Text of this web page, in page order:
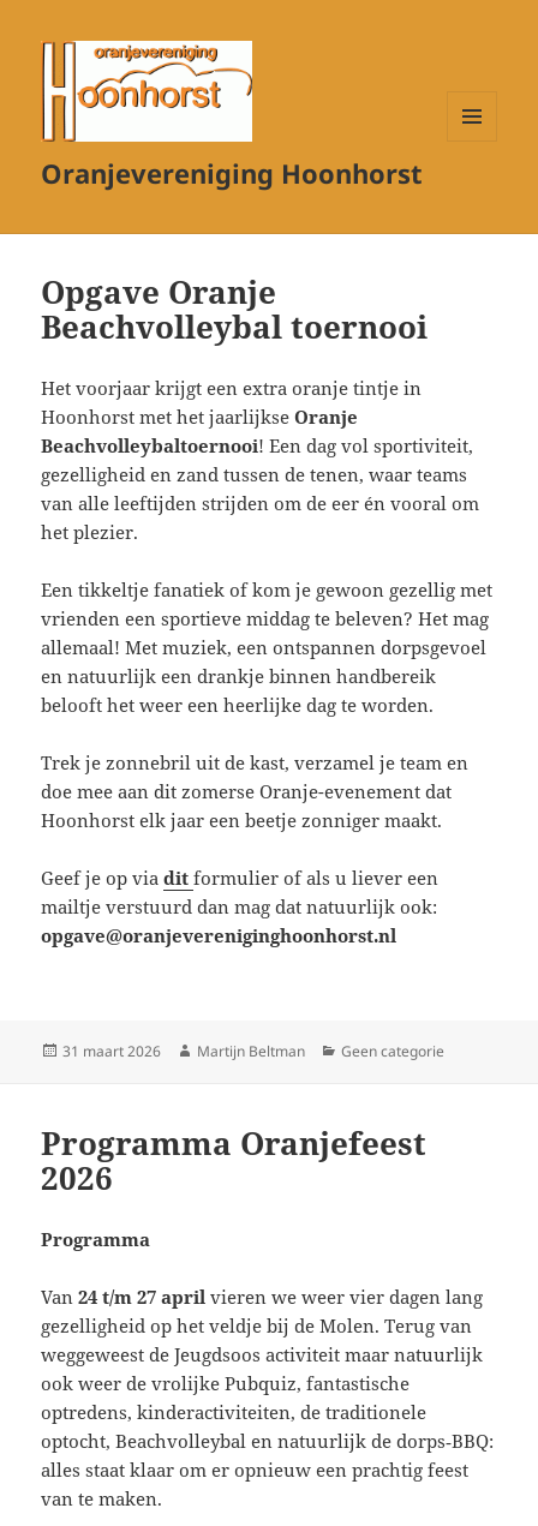
Oranjevereniging Hoonhorst
Opgave Oranje
Beachvolleybal toernooi
Het voorjaar krijgt een extra oranje tintje in
Hoonhorst met het jaarlijkseOranje
Beachvolleybaltoernooi! Een dag vol sportiviteit,
gezelligheid en zand tussen de tenen, waar teams
van alle leeftijden strijden om de eer én vooral om
het plezier.
Een tikkeltje fanatiek of kom je gewoon gezellig met
vrienden een sportieve middag te beleven? Het mag
allemaal! Met muziek, een ontspannen dorpsgevoel
en natuurlijk een drankje binnen handbereik
belooft het weer een heerlijke dag te worden.
Trek je zonnebril uit de kast, verzamel je team en
doe mee aan dit zomerse Oranje-evenement dat
Hoonhorst elk jaar een beetje zonniger maakt.
Geef je op viaditformulier of als u liever een
mailtje verstuurd dan mag dat natuurlijk ook:
opgave@oranjevereniginghoonhorst.nl
Geplaatst
31 maart 2026 Auteur
Martijn Beltman Categorieën
Geen categorie
Programma Oranjefeest
2026
Programma
Van24 t/m 27 april vieren we weer vier dagen lang
gezelligheid op het veldje bij de Molen. Terug van
weggeweest de Jeugdsoos activiteit maar natuurlijk
ook weer de vrolijke Pubquiz, fantastische
optredens, kinderactiviteiten, de traditionele
optocht, Beachvolleybal en natuurlijk de dorps‑BBQ:
alles staat klaar om er opnieuw een prachtig feest
van te maken.